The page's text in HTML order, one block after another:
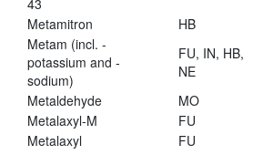
43
Metamitron HB
Metam (incl. -
potassium and -
sodium)
FU, IN, HB,
NE
Metaldehyde MO
Metalaxyl-M
FU
Metalaxyl
FU